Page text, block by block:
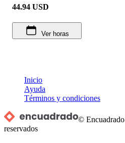
44.94 USD
Ver horas
Inicio
Ayuda
Términos y condiciones
© Encuadrado
reservados